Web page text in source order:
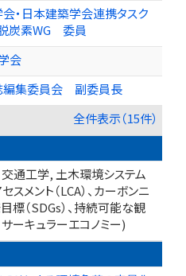
・日本建築学会連携タスク
炭素WG 委員
会
集委員会 副委員長
全件表示（15件）
通工学, 土木環境システム
メント（LCA）、カーボンニ
標（SDGs）、持続可能な観
ーキュラーエコノミー)